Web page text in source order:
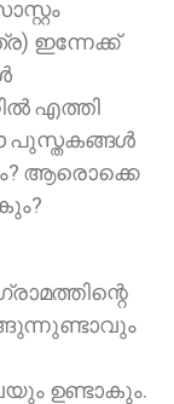
ഇന്നേക്ക്
എത്തി
പുസ്തകങ്ങള്‍
ആരൊക്കെ
ഉണ്ടാകും.